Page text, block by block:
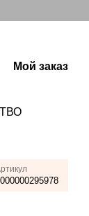
Мой заказ